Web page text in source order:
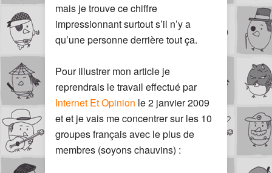
mais je trouve ce chiffre
impressionnant surtout s’il n’y a
qu’une personne derrière tout ça.
Pour illustrer mon article je
reprendrais le travail effectué par
Internet Et Opinion le 2 janvier 2009
et et je vais me concentrer sur les 10
groupes français avec le plus de
membres (soyons chauvins) :